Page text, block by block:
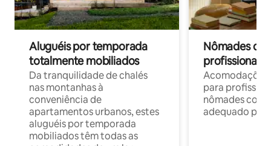
Aluguéis por temporada
totalmente mobiliados
Da tranquilidade de chalés
nas montanhas à
conveniência de
apartamentos urbanos, estes
aluguéis por temporada
mobiliados têm todas as
Nômades
profissionais
para
nômades com
adequado